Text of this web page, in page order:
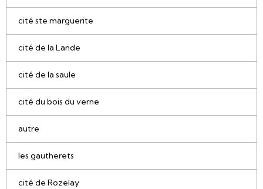
cité ste marguerite
cité de la Lande
cité de la saule
cité du bois du verne
autre
les gautherets
cité de Rozelay